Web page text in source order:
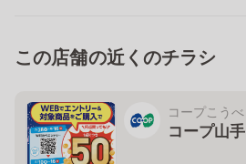
この店舗の近くのチラシ
コープこうべ
コープ山手